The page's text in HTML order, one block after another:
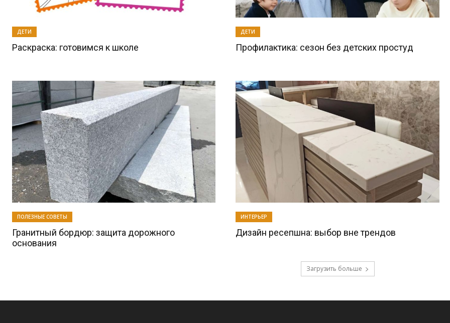
ДЕТИ
Раскраска: готовимся к школе
ДЕТИ
Профилактика: сезон без детских простуд
ПОЛЕЗНЫЕ СОВЕТЫ
Гранитный бордюр: защита дорожного
основания
ИНТЕРЬЕР
Дизайн ресепшна: выбор вне трендов
Загрузить больше